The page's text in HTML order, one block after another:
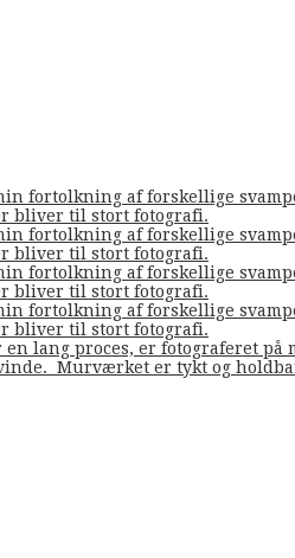
fortolkning af forskellige
bliver til stort fotografi.
fortolkning af forskellige
bliver til stort fotografi.
fortolkning af forskellige
bliver til stort fotografi.
fortolkning af forskellige
bliver til stort fotografi.
lang proces, er fotograferet
Murværket er tykt og